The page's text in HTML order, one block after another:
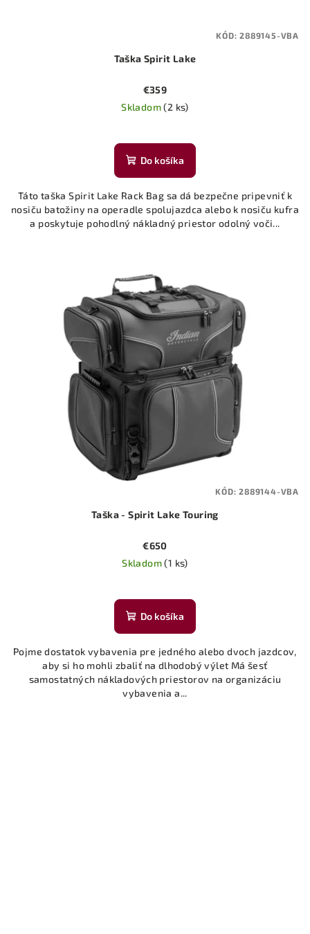
Taška Spirit Lake
€359
Skladom(2 ks)
Do košíka
Táto taška Spirit Lake Rack Bag sa dá bezpečne pripevniť k
nosiču batožiny na operadle spolujazdca alebo k nosiču kufra
a poskytuje pohodlný nákladný priestor odolný voči...
KÓD:2889145-VBA
Taška - Spirit Lake Touring
€650
Skladom(1 ks)
Do košíka
Pojme dostatok vybavenia pre jedného alebo dvoch jazdcov,
aby si ho mohli zbaliť na dlhodobý výlet Má šesť
samostatných nákladových priestorov na organizáciu
vybavenia a...
KÓD:2889144-VBA